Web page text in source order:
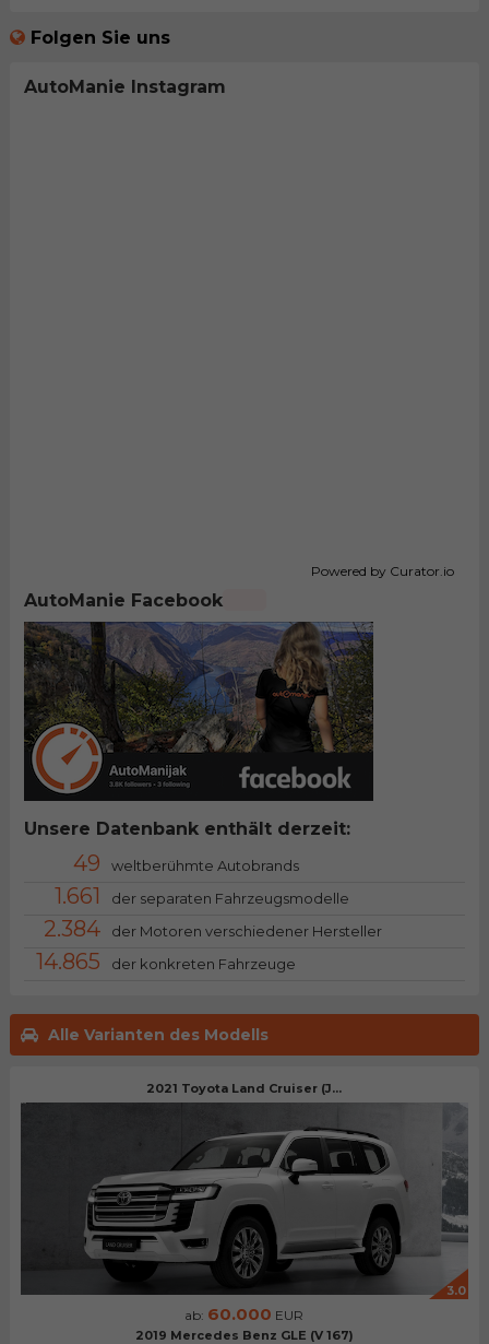
Alle Varianten des Modells
2021 Toyota Land Cruiser (J...
3.0
ab: 60.000 EUR
2019 Mercedes Benz GLE (V 167)
Folgen Sie uns
AutoManie Instagram
Powered by Curator.io
AutoManie Facebook
Unsere Datenbank enthält derzeit:
49 weltberühmte Autobrands
1.661 der separaten Fahrzeugsmodelle
2.384 der Motoren verschiedener Hersteller
14.865 der konkreten Fahrzeuge